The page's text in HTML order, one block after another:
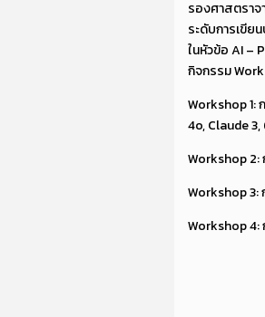
รองศาสตรา
ระดับการเขีย
ในหัวข้อ AI –
กิจกรรม
Workshop 1:
4o, Claude
Workshop 2:
Workshop 3:
Workshop 4: